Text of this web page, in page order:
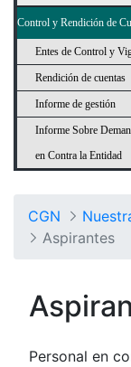
Control y Rendición de
Entes de Control y
Rendición de cuentas
Informe de gestión
Informe Sobre
en Contra la Entidad
CGN
Aspirantes
Personal en